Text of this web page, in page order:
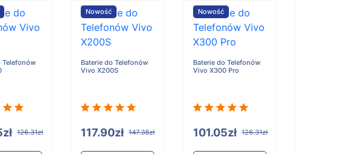
Telefonów
126.31zł
Nowość
Baterie do Telefonów
Vivo X200S
117.90zł 147.38zł
Nowość
Baterie do Telefonów
Vivo X300 Pro
101.05zł 126.31zł